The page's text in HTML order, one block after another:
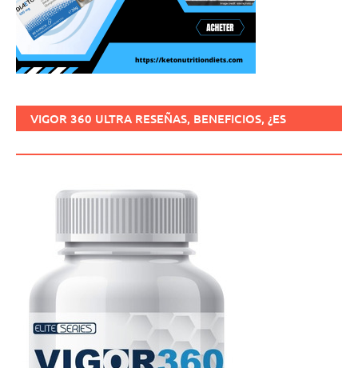
VIGOR 360 ULTRA RESEÑAS, BENEFICIOS, ¿ES